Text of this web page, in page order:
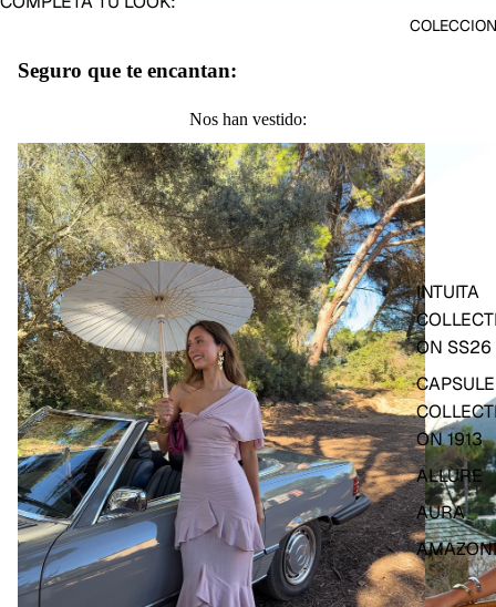
INTUITA
ON SS26
CAPSULE
ON 1913
ALLURE
AURA
Seguro que te encantan:
Nos han vestido: